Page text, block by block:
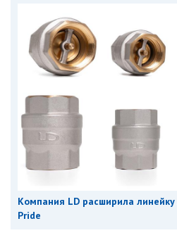
Компания LD расширила
Pride